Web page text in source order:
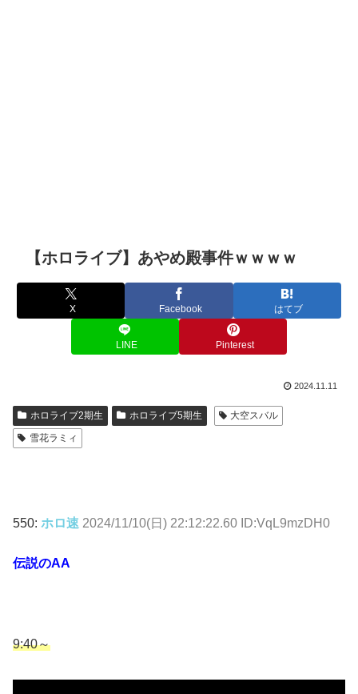
【ホロライブ】あやめ殿事件ｗｗｗｗ
X Facebook はてブ
LINE Pinterest
2024.11.11
ホロライブ2期生 ホロライブ5期生
大空スバル
雪花ラミィ
550: ホロ速 2024/11/10(日) 22:12:22.60 ID:VqL9mzDH0
伝説のAA
9:40～